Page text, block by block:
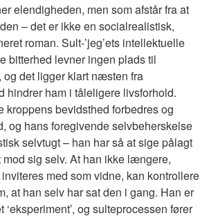
elendigheden, men som afstår fra at
– det er ikke en socialrealistisk,
roman. Sult-’jeg’ets intellektuelle
bitterhed levner ingen plads til
det ligger klart næsten fra
hindrer ham i tåleligere livsforhold.
kroppens bevidsthed forbedres og
og hans foregivende selvbeherskelse
selvtugt – han har så at sige pålagt
sig selv. At han ikke længere,
med som vidne, kan kontrollere
at han selv har sat den i gang. Han er
og sulteprocessen fører